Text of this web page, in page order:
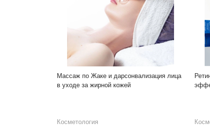
Массаж по Жаке и дарсонвализация лица
в уходе за жирной кожей
Косметология